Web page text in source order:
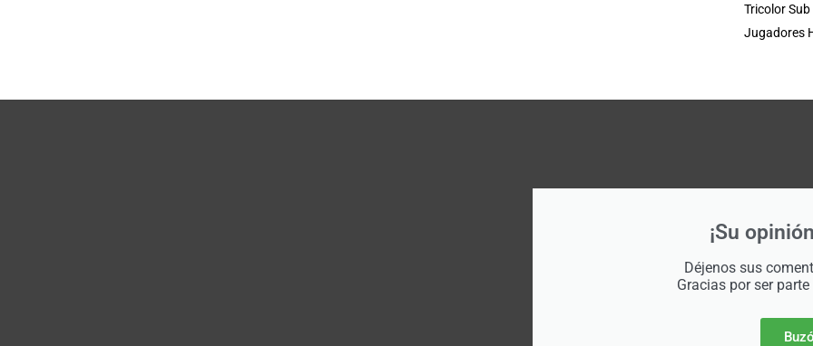
Tricolor Sub
Jugadores
¡Su
Déjenos sus
Gracias por ser